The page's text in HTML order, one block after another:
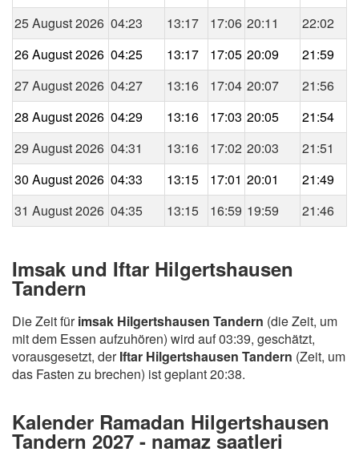
25 August 2026 04:23 13:17 17:06 20:11
22:02
26 August 2026 04:25 13:17 17:05 20:09
21:59
27 August 2026 04:27 13:16 17:04 20:07
21:56
28 August 2026 04:29 13:16 17:03 20:05
21:54
29 August 2026 04:31 13:16 17:02 20:03
21:51
30 August 2026 04:33 13:15 17:01 20:01
21:49
31 August 2026 04:35 13:15 16:59 19:59 21:46
Imsak und Iftar Hilgertshausen
Tandern
Die Zeit fürimsak Hilgertshausen Tandern (die Zeit, um
mit dem Essen aufzuhören) wird auf 03:39, geschätzt,
vorausgesetzt, derIftar Hilgertshausen Tandern (Zeit, um
das Fasten zu brechen) ist geplant 20:38.
Kalender Ramadan Hilgertshausen
Tandern 2027 - namaz saatleri